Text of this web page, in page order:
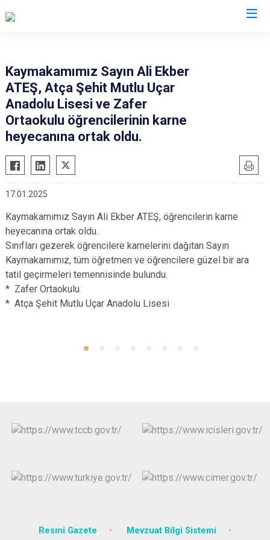
Bozdoğan
Buharkent
Çine
Germencik
İncirliova
Karpuzlu
Koçarlı
Köşk
Kuşadası
Efeler
Kaymakamımız Sayın Ali Ekber
ATEŞ, Atça Şehit Mutlu Uçar
Anadolu Lisesi ve Zafer
Ortaokulu öğrencilerinin karne
heyecanına ortak oldu.
17.01.2025
Kaymakamımız Sayın Ali Ekber ATEŞ, öğrencilerin karne
heyecanına ortak oldu.
Sınıfları gezerek öğrencilere karnelerini dağıtan Sayın
Kaymakamımız, tüm öğretmen ve öğrencilere güzel bir ara
tatil geçirmeleri temennisinde bulundu.
* Zafer Ortaokulu
* Atça Şehit Mutlu Uçar Anadolu Lisesi
Resmi Gazete Mevzuat Bilgi Sistemi